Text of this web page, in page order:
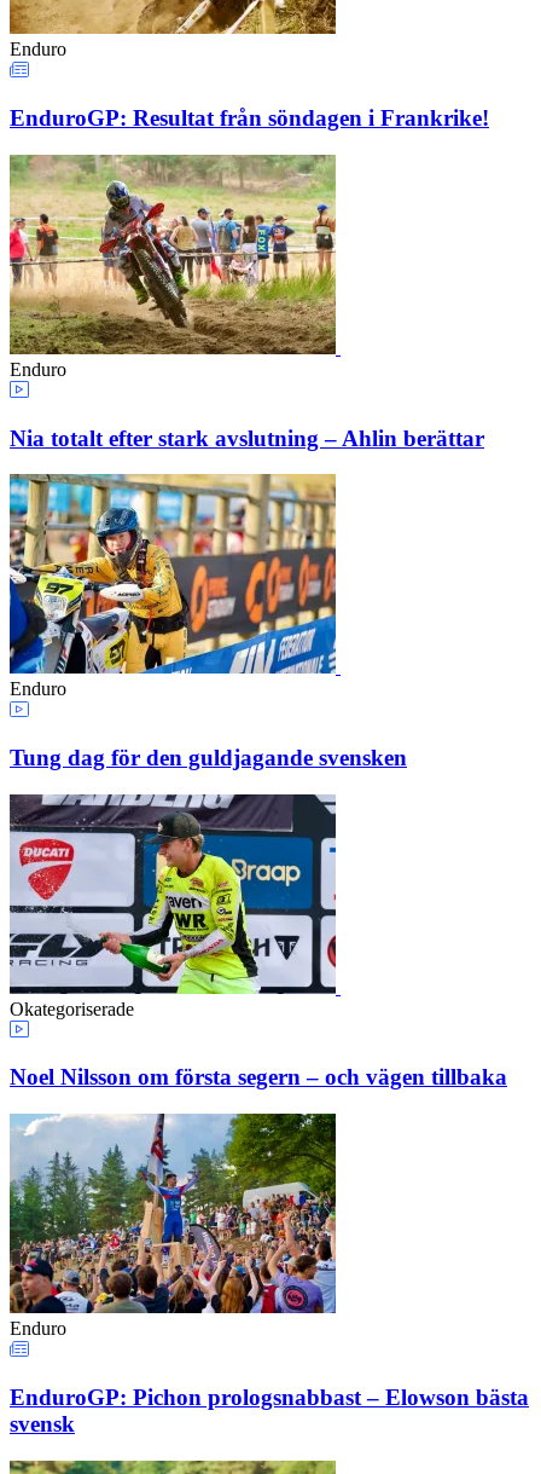
Enduro
EnduroGP: Resultat från söndagen i Frankrike!
Enduro
Nia totalt efter stark avslutning – Ahlin berättar
Enduro
Tung dag för den guldjagande svensken
Okategoriserade
Noel Nilsson om första segern – och vägen tillbaka
Enduro
EnduroGP: Pichon prologsnabbast – Elowson bästa
svensk